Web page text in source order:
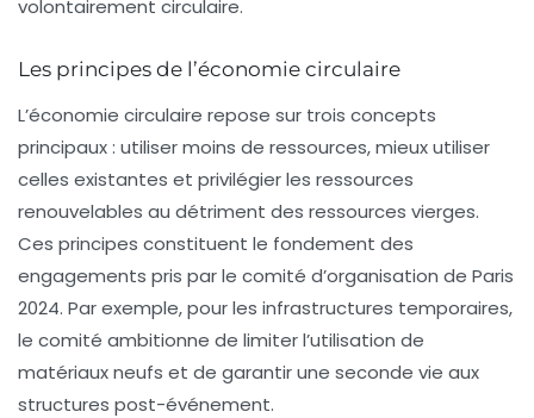
volontairement circulaire.
Les principes de l’économie circulaire
L’économie circulaire repose sur trois concepts
principaux : utiliser moins de ressources, mieux utiliser
celles existantes et privilégier les ressources
renouvelables au détriment des ressources vierges.
Ces principes constituent le fondement des
engagements pris par le comité d’organisation de Paris
2024. Par exemple, pour les infrastructures temporaires,
le comité ambitionne de limiter l’utilisation de
matériaux neufs et de garantir une seconde vie aux
structures post-événement.